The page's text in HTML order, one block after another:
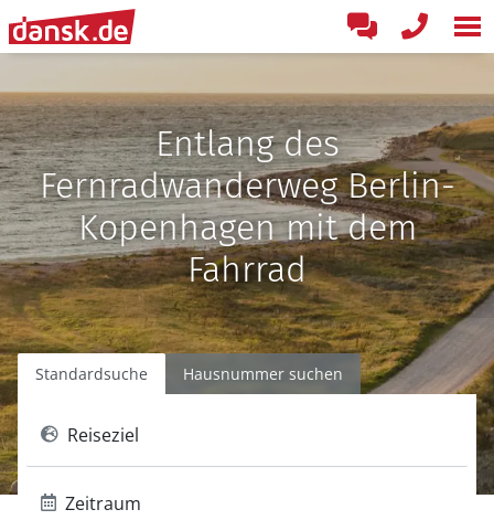
Entlang des
Fernradwanderweg Berlin-
Kopenhagen mit dem
Fahrrad
Standardsuche Hausnummer suchen
Reiseziel
Zeitraum